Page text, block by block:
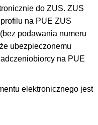
do ZUS. ZUS
na PUE ZUS
podawania numeru
ubezpieczonemu
na PUE
elektronicznego jest